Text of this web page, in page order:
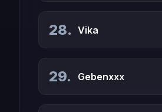
28. Vika
29. Gebenxxx